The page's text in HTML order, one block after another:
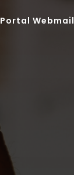
Portal Webmail